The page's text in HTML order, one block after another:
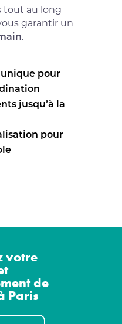
tout au long
garantir un
.
pour
jusqu’à la
pour
votre
de
Paris